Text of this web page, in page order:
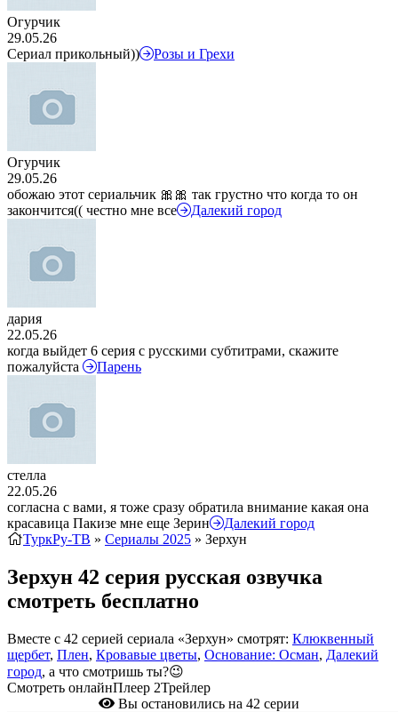
Огурчик
29.05.26
Сериал прикольный))
Розы и Грехи
Огурчик
29.05.26
обожаю этот сериальчик 🎀🎀 так грустно что когда то он
закончится(( честно мне все
Далекий город
дария
22.05.26
когда выйдет 6 серия с русскими субтитрами, скажите
пожалуйста
Парень
стелла
22.05.26
согласна с вами, я тоже сразу обратила внимание какая она
красавица Пакизе мне еще Зерин
Далекий город
ТуркРу-ТВ » Сериалы 2025 » Зерхун
Зерхун 42 серия русская озвучка
смотреть бесплатно
Вместе с 42 серией сериала «Зерхун» смотрят: Клюквенный
щербет, Плен, Кровавые цветы, Основание: Осман, Далекий
город, а что смотришь ты?😉
Смотреть онлайнПлеер 2Трейлер
Вы остановились на 42 серии